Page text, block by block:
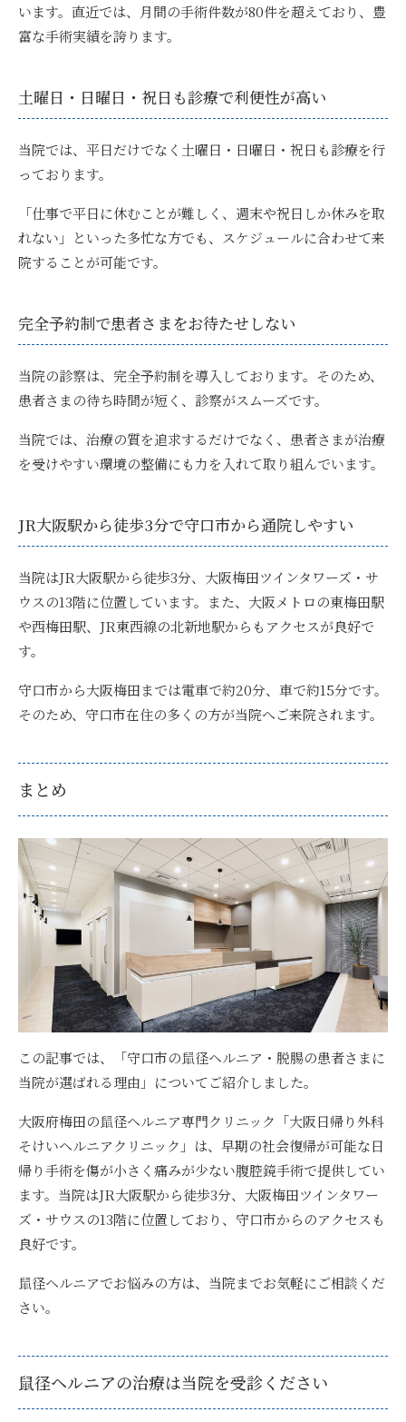
います。直近では、月間の手術件数が80件を超えており、豊
富な手術実績を誇ります。
土曜日・日曜日・祝日も診療で利便性が高い
当院では、 平日だけでなく土曜日・日曜日・祝日も診療を行
っております。
「仕事で平日に休むことが難しく、週末や祝日しか休みを取
れない」といった多忙な方でも、スケジュールに合わせて来
院することが可能です。
完全予約制で患者さまをお待たせしない
当院の診察は、 完全予約制を導入 しております。そのため、
患者さまの待ち時間が短く、診察がスムーズです。
当院では、治療の質を追求するだけでなく、患者さまが治療
を受けやすい環境の整備にも力を入れて取り組んでいます。
JR大阪駅から徒歩3分で守口市から通院しやすい
当院はJR大阪駅から徒歩3分、大阪梅田ツインタワーズ・サ
ウスの13階に位置しています。また、大阪メトロの東梅田駅
や西梅田駅、JR東西線の北新地駅からもアクセスが良好で
す。
守口市から大阪梅田までは電車で約20分、車で約15分です。
そのため、守口市在住の多くの方が当院へご来院されます。
まとめ
この記事では、「守口市の鼠径ヘルニア・脱腸の患者さまに
当院が選ばれる理由」についてご紹介しました。
大阪府梅田の鼠径ヘルニア専門クリニック「大阪日帰り外科
そけいヘルニアクリニック」は、早期の社会復帰が可能な日
帰り手術を傷が小さく痛みが少ない腹腔鏡手術で提供してい
ます。当院はJR大阪駅から徒歩3分、大阪梅田ツインタワー
ズ・サウスの13階に位置しており、守口市からのアクセスも
良好です。
鼠径ヘルニアでお悩みの方は、当院までお気軽にご相談くだ
さい。
鼠径ヘルニアの治療は当院を受診ください